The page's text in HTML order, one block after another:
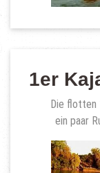
1er
Die flotten
ein paar